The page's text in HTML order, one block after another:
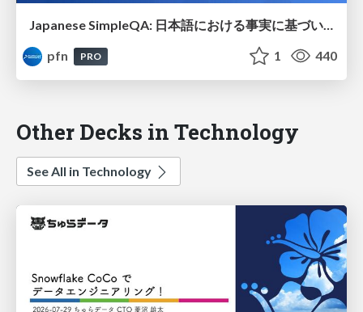
Japanese SimpleQA: 日本語における事実に基づいた回答能力の評価ベンチマーク
pfn
PRO 1 440
Other Decks in Technology
See All in Technology